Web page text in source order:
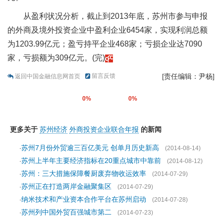
从盈利状况分析，截止到2013年底，苏州市参与申报
的外商及境外投资企业中盈利企业6454家，实现利润总额
为1203.99亿元；盈亏持平企业468家；亏损企业达7090
家，亏损额为309亿元。(完)
返回中国金融信息网首页 留言反馈 [责任编辑：尹杨]
0% 0%
更多关于 苏州经济 外商投资企业联合年报 的新闻
·苏州7月份外贸逾三百亿美元 创单月历史新高
(2014-08-14)
·苏州上半年主要经济指标在20重点城市中靠前
(2014-08-12)
·苏州：三大措施保障餐厨废弃物收运效率
(2014-07-29)
·苏州正在打造两岸金融聚集区
(2014-07-29)
·纳米技术和产业资本合作平台在苏州启动
(2014-07-28)
·苏州列中国外贸百强城市第二 (2014-07-23)